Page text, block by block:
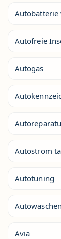
Autobatterie
Autofreie
Autogas
Autostrom
Autotuning
Avia